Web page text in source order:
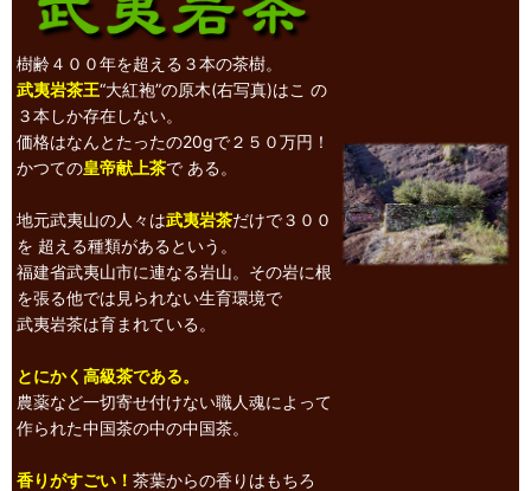
樹齢４００年を超える３本の茶樹。
武夷岩茶王“大紅袍”の原木(右写真)はこ の
３本しか存在しない。
価格はなんとたったの20gで２５０万円！
かつての皇帝献上茶で ある。
地元武夷山の人々は武夷岩茶だけで３００
を 超える種類があるという。
福建省武夷山市に連なる岩山。その岩に根
を張る他では見られない生育環境で
武夷岩茶は育まれている。
とにかく高級茶である。
農薬など一切寄せ付けない職人魂によって
作られた中国茶の中の中国茶。
香りがすごい！ 茶葉からの香りはもちろ